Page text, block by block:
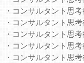
・コンサルタント思考
・コンサルタント思考
・コンサルタント思考
・コンサルタント思考
・コンサルタント思考